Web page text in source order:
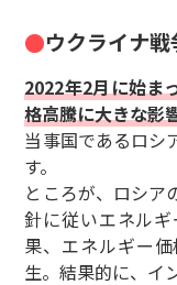
ウクライナ戦
2022年2月に始ま
格高騰に大きな影
当事国であるロシ
す。
ところが、ロシア
針に従いエネル
果、エネルギー
生。結果的に、イ